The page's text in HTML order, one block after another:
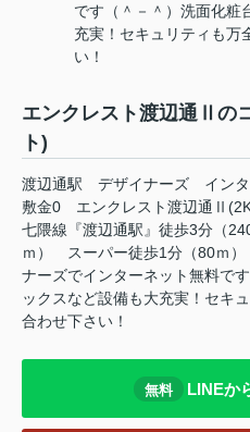
です（＾－＾）洗面化粧
充実！セキュリティも万
い！
エンクレスト渡辺通Ⅱの
ト)
渡辺通駅 デザイナーズ イン
敷金0 エンクレスト渡辺通
七隈線『渡辺通駅』徒歩3分（
ｍ） スーパー徒歩1分（80ｍ
ナーズでインターネット無料で
ックスなど設備も大充実！セキ
合わせ下さい！
無料 LINEか